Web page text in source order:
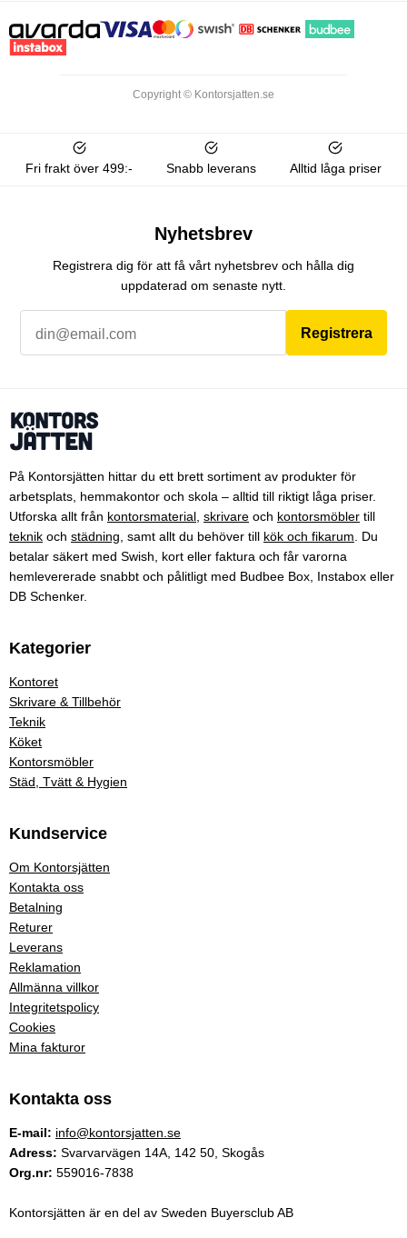
Copyright © Kontorsjatten.se
Fri frakt över 499:- Snabb leverans Alltid låga priser
Nyhetsbrev
Registrera dig för att få vårt nyhetsbrev och hålla dig
uppdaterad om senaste nytt.
Registrera
På Kontorsjätten hittar du ett brett sortiment av produkter för
arbetsplats, hemmakontor och skola – alltid till riktigt låga priser.
Utforska allt från kontorsmaterial skrivare och kontorsmöbler till
teknik och städning , samt allt du behöver till kök och fikarum . Du
betalar säkert med Swish, kort eller faktura och får varorna
hemlevererade snabbt och pålitligt med Budbee Box, Instabox eller
DB Schenker.
Kategorier
Kontoret
Skrivare & Tillbehör
Teknik
Köket
Kontorsmöbler
Städ, Tvätt & Hygien
Kundservice
Om Kontorsjätten
Kontakta oss
Betalning
Returer
Leverans
Reklamation
Allmänna villkor
Integritetspolicy
Cookies
Mina fakturor
Kontakta oss
E-mail: info@kontorsjatten.se
Adress: Svarvarvägen 14A, 142 50, Skogås
Org.nr: 559016-7838
Kontorsjätten är en del av Sweden Buyersclub AB